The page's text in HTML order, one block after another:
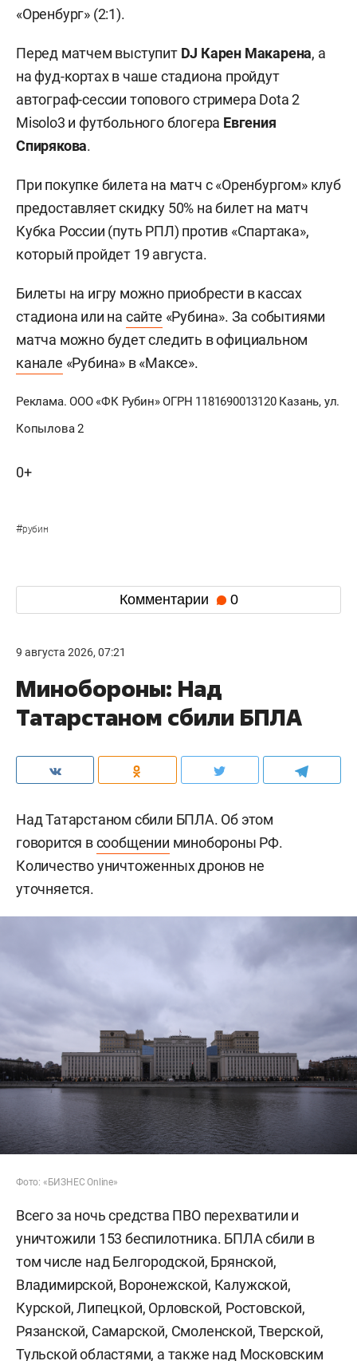
«Оренбург» (2:1).
Перед матчем выступит DJ Карен Макарена, а
на фуд-кортах в чаше стадиона пройдут
автограф-сессии топового стримера Dota 2
Misolo3 и футбольного блогера Евгения
Спирякова.
При покупке билета на матч с «Оренбургом» клуб
предоставляет скидку 50% на билет на матч
Кубка России (путь РПЛ) против «Спартака»,
который пройдет 19 августа.
Билеты на игру можно приобрести в кассах
стадиона или на сайте «Рубина». За событиями
матча можно будет следить в официальном
канале «Рубина» в «Максе».
Реклама. ООО «ФК Рубин» ОГРН 1181690013120 Казань, ул.
Копылова 2
0+
#рубин
Комментарии 0
9 августа 2026, 07:21
Минобороны: Над
Татарстаном сбили БПЛА
Над Татарстаном сбили БПЛА. Об этом
говорится всообщении минобороны РФ.
Количество уничтоженных дронов не
уточняется.
Фото: «БИЗНЕС Online»
Всего за ночь средства ПВО перехватили и
уничтожили 153 беспилотника. БПЛА сбили в
том числе над Белгородской, Брянской,
Владимирской, Воронежской, Калужской,
Курской, Липецкой, Орловской, Ростовской,
Рязанской, Самарской, Смоленской, Тверской,
Тульской областями, а также над Московским